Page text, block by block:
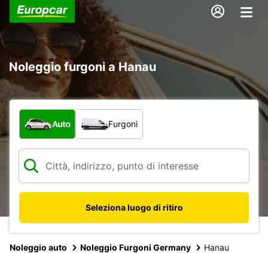
Noleggio furgoni a Hanau
Scegli la tipologia di veicolo:
Auto Furgoni
Seleziona luogo di ritiro
Noleggio auto Noleggio Furgoni Germany Hanau